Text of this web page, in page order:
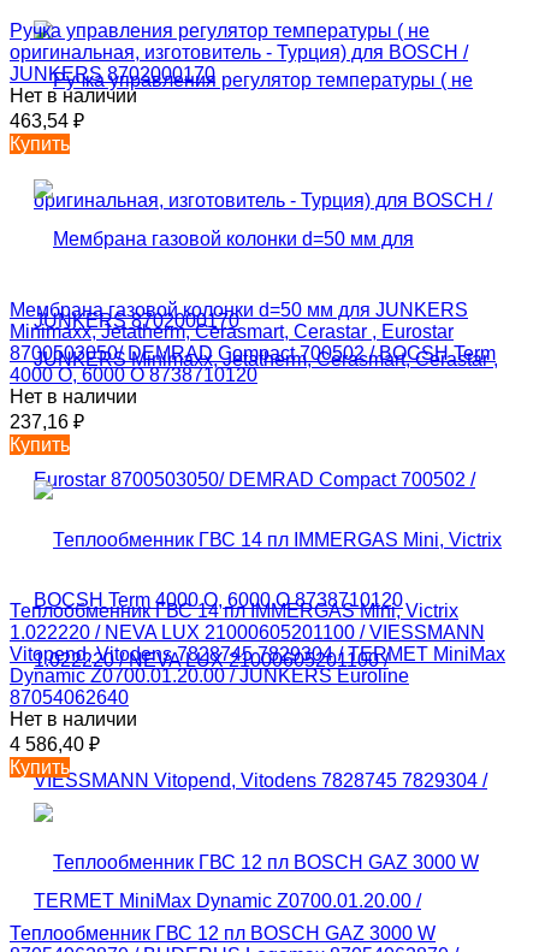
Ручка управления регулятор температуры ( не
оригинальная, изготовитель - Турция) для BOSCH /
JUNKERS 8702000170
Нет в наличии
463,54 ₽
Купить
Мембрана газовой колонки d=50 мм для JUNKERS
Minimaxx, Jetatherm, Cerasmart, Cerastar , Eurostar
8700503050/ DEMRAD Compact 700502 / BOCSH Term
4000 O, 6000 O 8738710120
Нет в наличии
237,16 ₽
Купить
Теплообменник ГВС 14 пл IMMERGAS Mini, Victrix
1.022220 / NEVA LUX 21000605201100 / VIESSMANN
Vitopend, Vitodens 7828745 7829304 / TERMET MiniMax
Dynamic Z0700.01.20.00 / JUNKERS Euroline
87054062640
Нет в наличии
4 586,40 ₽
Купить
Теплообменник ГВС 12 пл BOSCH GAZ 3000 W